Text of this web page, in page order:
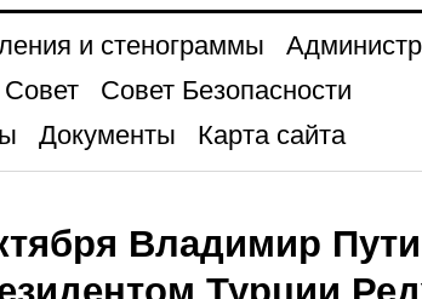
и стенограммы
Совет Безопасности
Документы Карта сайта
Владимир
Турции